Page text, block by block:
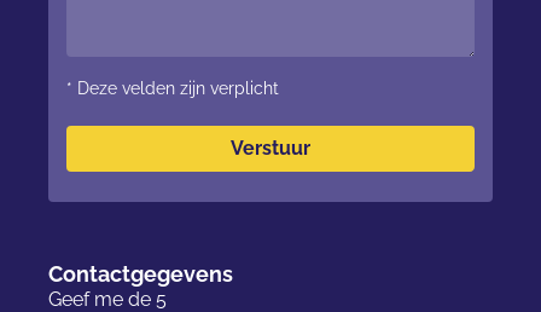
* Deze velden zijn verplicht
Verstuur
Contactgegevens
Geef me de 5